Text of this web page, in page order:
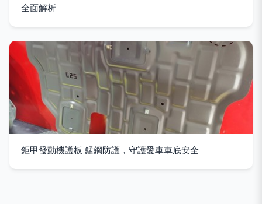
全面解析
鉅甲發動機護板 錳鋼防護，守護愛車車底安全